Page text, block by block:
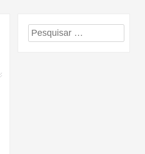
Pesquisar
por: